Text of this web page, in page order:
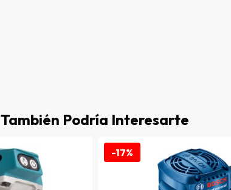
También Podría Interesarte
-17%